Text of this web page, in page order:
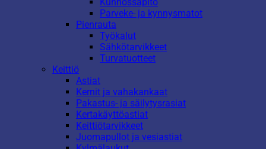
Kunnossapito
Parveke- ja kynnysmatot
Pienrauta
Työkalut
Sähkötarvikkeet
Turvatuotteet
Keittiö
Astiat
Kernit ja vahakankaat
Pakastus- ja säilytysrasiat
Kertakäyttöastiat
Keittiötarvikkeet
Juomapullot ja vesiastiat